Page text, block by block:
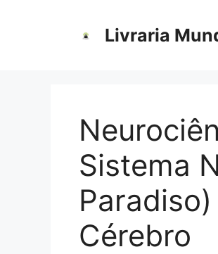
Livraria
Sistema
Cérebro